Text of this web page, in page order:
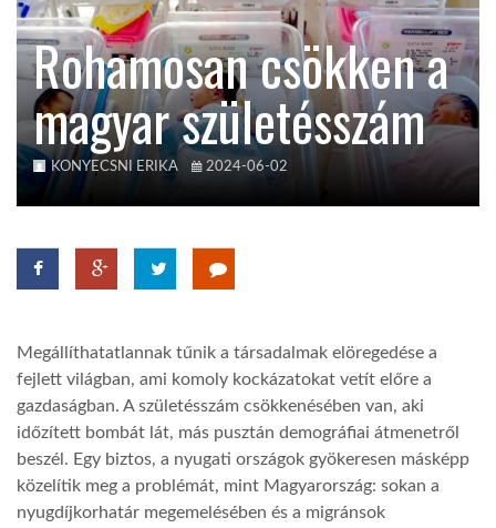
AUSZTRÁLIA
A VILÁG ITTHON
HÍR3D
TROPICALMAGAZIN
Rohamosan csökken a
magyar születésszám
KONYECSNI ERIKA 2024-06-02
Megállíthatatlannak tűnik a társadalmak elöregedése a
fejlett világban, ami komoly kockázatokat vetít előre a
gazdaságban. A születésszám csökkenésében van, aki
időzített bombát lát, más pusztán demográfiai átmenetről
beszél. Egy biztos, a nyugati országok gyökeresen másképp
közelítik meg a problémát, mint Magyarország: sokan a
nyugdíjkorhatár megemelésében és a migránsok